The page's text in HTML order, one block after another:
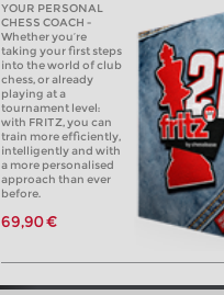
YOUR PERSONAL
CHESS COACH -
Whether you’re
taking your first steps
into the world of club
chess, or already
playing at a
tournament level:
with FRITZ, you can
train more efficiently,
intelligently and with
a more personalised
approach than ever
before.
69,90 €